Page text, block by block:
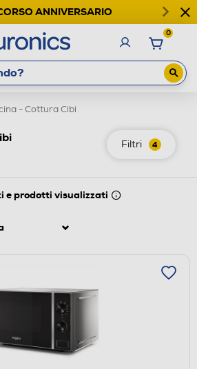
ANNIVERSARIO
0
- Cottura Cibi
Filtri 4
e prodotti visualizzati